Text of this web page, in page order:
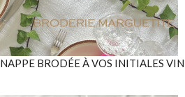
NAPPE BRODÉE À VOS INITIALES